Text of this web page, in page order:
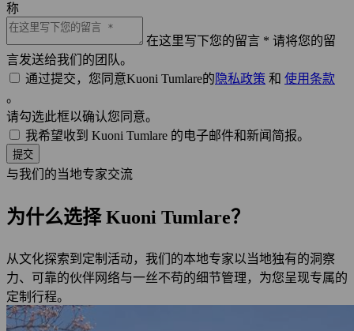
称
在这里写下您的留言 * 请将您的留
言发送给我们的团队。
通过提交，您同意Kuoni Tumlare的 隐私政策 和 使用条款
。
请勾选此框以确认您同意。
我希望收到 Kuoni Tumlare 的电子邮件和新闻简报。
提交
与我们的当地专家交流
为什么选择 Kuoni Tumlare？
从文化探索到定制活动，我们的本地专家以当地独有的洞察
力、可靠的伙伴网络与一丝不苟的细节管理，为您呈现专属的
定制行程。